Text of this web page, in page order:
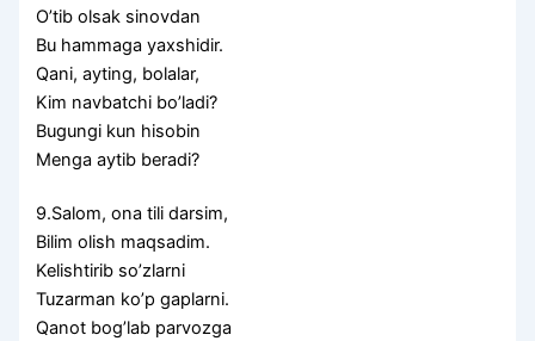
O’tib olsak sinovdan
Bu hammaga yaxshidir.
Qani, ayting, bolalar,
Kim navbatchi bo’ladi?
Bugungi kun hisobin
Menga aytib beradi?
9.Salom, ona tili darsim,
Bilim olish maqsadim.
Kelishtirib so’zlarni
Tuzarman ko’p gaplarni.
Qanot bog’lab parvozga